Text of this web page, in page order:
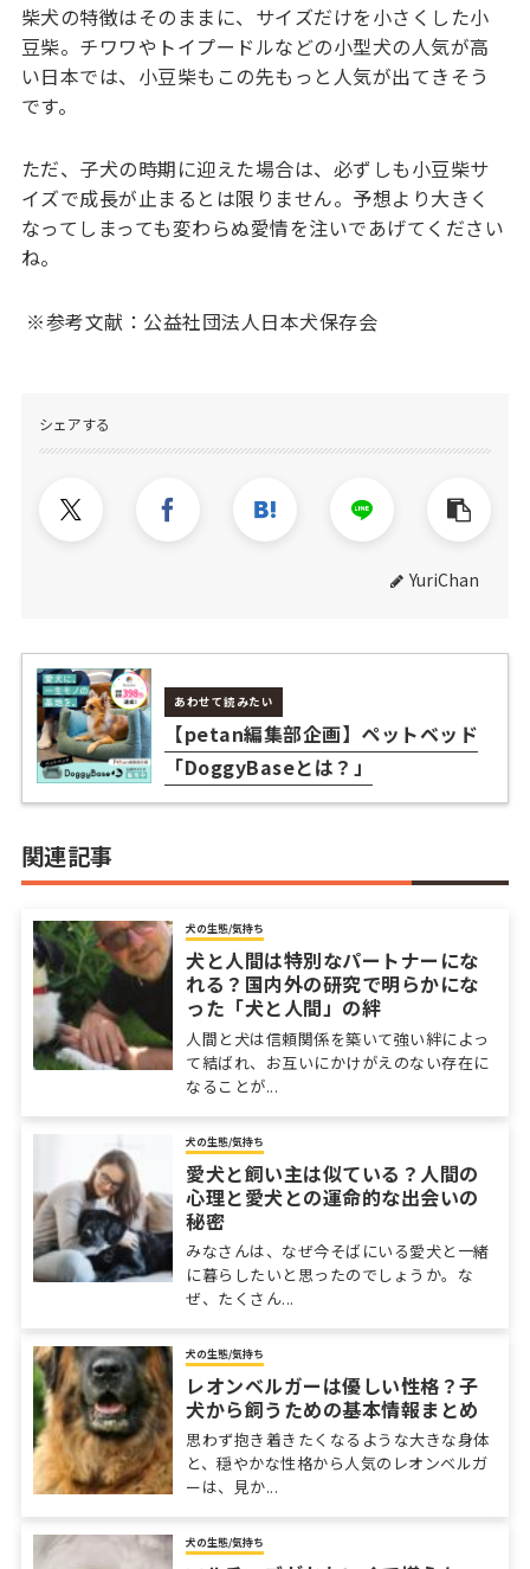
柴犬の特徴はそのままに、サイズだけを小さくした小
豆柴。チワワやトイプードルなどの小型犬の人気が高
い日本では、小豆柴もこの先もっと人気が出てきそう
です。
ただ、子犬の時期に迎えた場合は、必ずしも小豆柴サ
イズで成長が止まるとは限りません。予想より大きく
なってしまっても変わらぬ愛情を注いであげてください
ね。
※参考文献：公益社団法人日本犬保存会
シェアする
YuriChan
あわせて読みたい
【petan編集部企画】ペットベッド
「DoggyBaseとは？」
関連記事
犬の生態/気持ち
犬と人間は特別なパートナーにな
れる？国内外の研究で明らかにな
った「犬と人間」の絆
人間と犬は信頼関係を築いて強い絆によっ
て結ばれ、お互いにかけがえのない存在に
なることが...
犬の生態/気持ち
愛犬と飼い主は似ている？人間の
心理と愛犬との運命的な出会いの
秘密
みなさんは、なぜ今そばにいる愛犬と一緒
に暮らしたいと思ったのでしょうか。な
ぜ、たくさん...
犬の生態/気持ち
レオンベルガーは優しい性格？子
犬から飼うための基本情報まとめ
思わず抱き着きたくなるような大きな身体
と、穏やかな性格から人気のレオンベルガ
ーは、見か...
犬の生態/気持ち